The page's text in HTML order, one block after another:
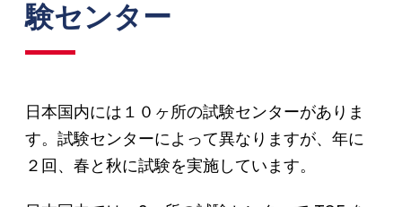
験センター
日本国内には１０ヶ所の試験センターがありま
す。試験センターによって異なりますが、年に
２回、春と秋に試験を実施しています。